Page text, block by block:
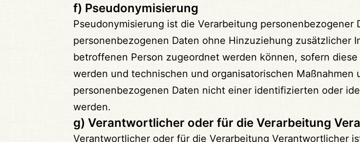
f) Pseudonymisierung
Pseudonymisierung ist die Verarbeitung personenbezogener
personenbezogenen Daten ohne Hinzuziehung zusätzlicher
betroffenen Person zugeordnet werden können, sofern
werden und technischen und organisatorischen
personenbezogenen Daten nicht einer identifizierten oder
werden.
g) Verantwortlicher oder für die Verarbeitung
Verantwortlicher oder für die Verarbeitung Verantwortlicher